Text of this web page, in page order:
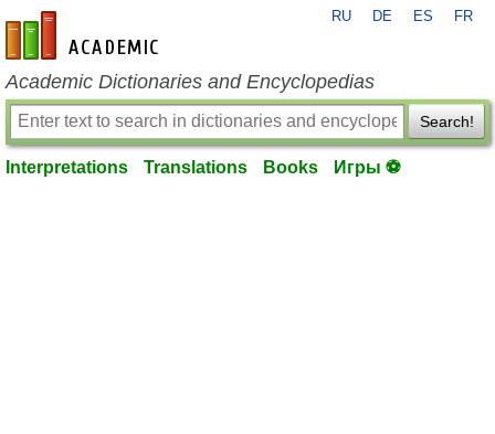
en-academic.com
RU DE ES FR
Academic Dictionaries and Encyclopedias
Search!
Interpretations Translations Books Игры ⚽